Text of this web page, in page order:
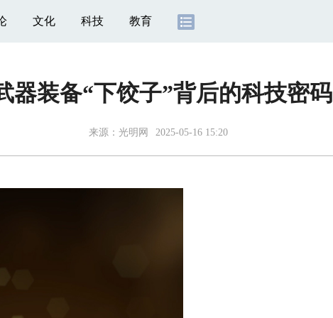
文化 科技 教育
器装备“下饺子”背后的科技密码
来源： 光明网 2025-05-16 15:20